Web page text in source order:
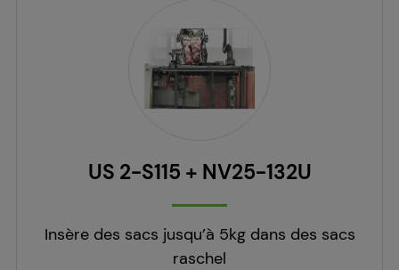
US 2-S115 + NV25-132U
Insère des sacs jusqu’à 5kg dans des sacs
raschel